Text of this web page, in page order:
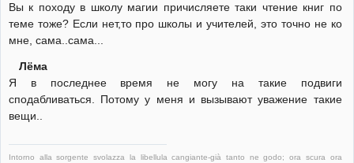
Вы к походу в школу магии причисляете таки чтение книг по
теме тоже? Если нет,то про школы и учителей, это точно не ко
мне, сама..сама...
Лёма
Я в последнее время не могу на такие подвиги
сподабливаться. Потому у меня и вызывают уважение такие
вещи..
Intorno alla sorgente svolazza la libellula cangiante-già tanto ne godo; ora scura ora